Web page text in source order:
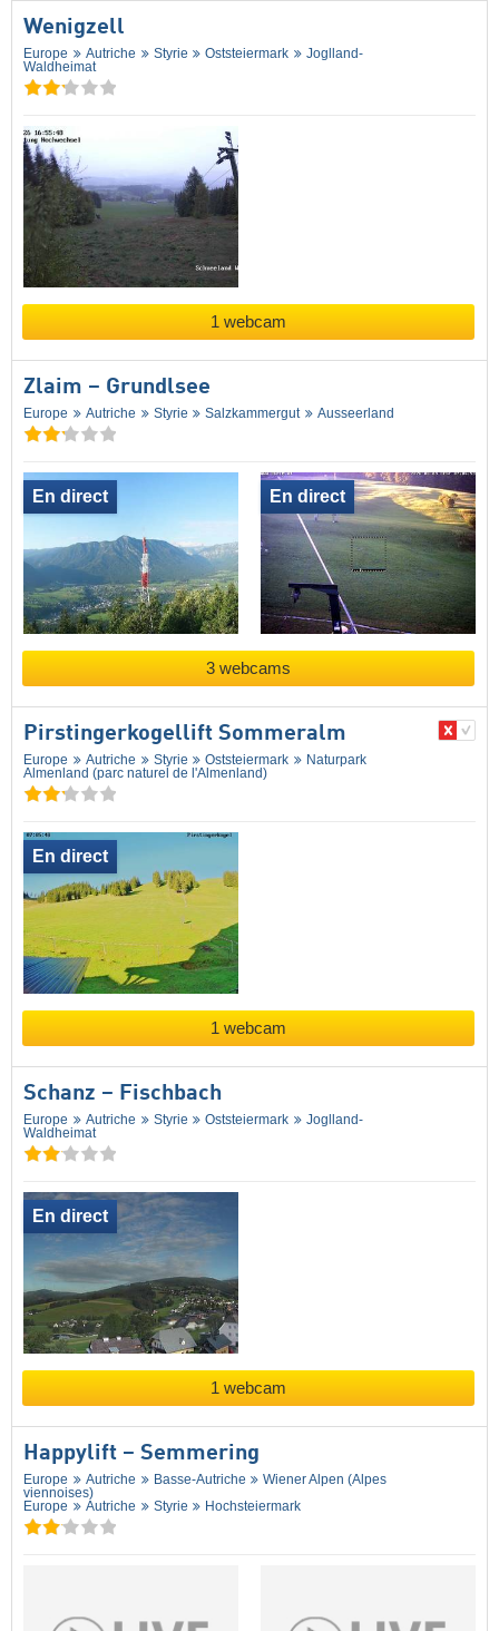
Wenigzell
Europe Autriche Styrie Oststeiermark
Joglland-
Waldheimat
1 webcam
Zlaim – Grundlsee
Europe Autriche Styrie Salzkammergut Ausseerland
En direct En direct
3 webcams
Pirstingerkogellift Sommeralm
Europe Autriche Styrie Oststeiermark
Naturpark
Almenland (parc naturel de l'Almenland)
En direct
1 webcam
Schanz – Fischbach
Europe Autriche Styrie Oststeiermark
Joglland-
Waldheimat
En direct
1 webcam
Happylift – Semmering
Europe Autriche Basse-Autriche
Wiener Alpen (Alpes
viennoises)
Europe
Autriche Styrie Hochsteiermark